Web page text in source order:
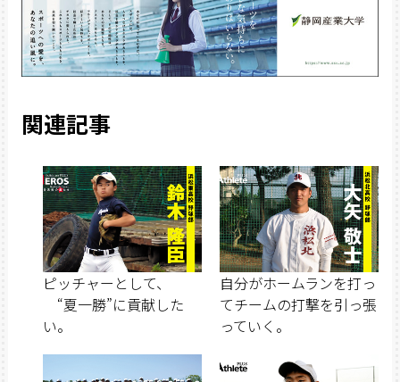
関連記事
ピッチャーとして、
“夏一勝”に貢献した
い。
自分がホームランを打っ
てチームの打撃を引っ張
っていく。